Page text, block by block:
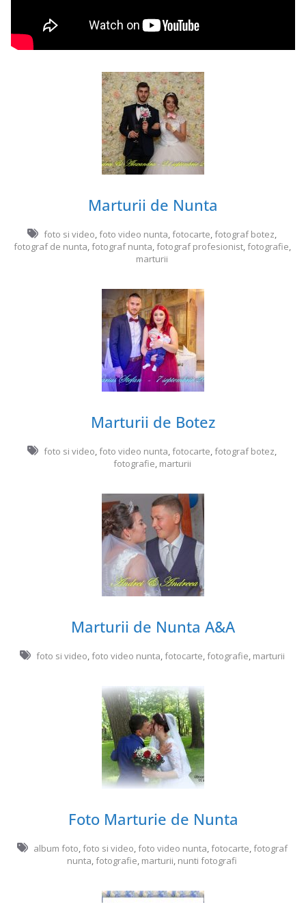
Marturii de Nunta
foto si video,foto video nunta,fotocarte,fotograf botez,
fotograf de nunta,fotograf nunta,fotograf profesionist,fotografie,
marturii
Marturii de Botez
foto si video,foto video nunta,fotocarte,fotograf botez,
fotografie, marturii
Marturii de Nunta A&A
foto si video,foto video nunta,fotocarte,fotografie, marturii
Foto Marturie de Nunta
album foto,foto si video,foto video nunta,fotocarte,fotograf
nunta,fotografie, marturii, nunti fotografi